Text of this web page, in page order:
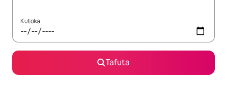
Kutoka
Tafuta